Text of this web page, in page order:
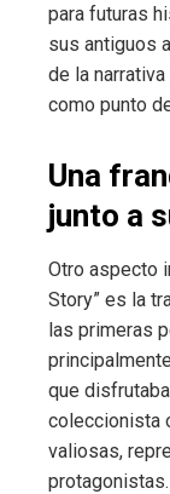
para futuras
sus antiguos
de la
como punto
Una
junto a
Otro aspecto
Story” es la
las primeras
que
coleccionista
valiosas,
protagonistas.